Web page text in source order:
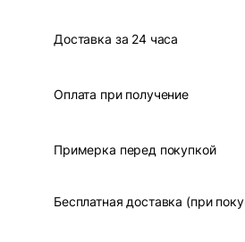
Доставка за 24 часа
Оплата при получение
Примерка перед покупкой
Бесплатная доставка (при